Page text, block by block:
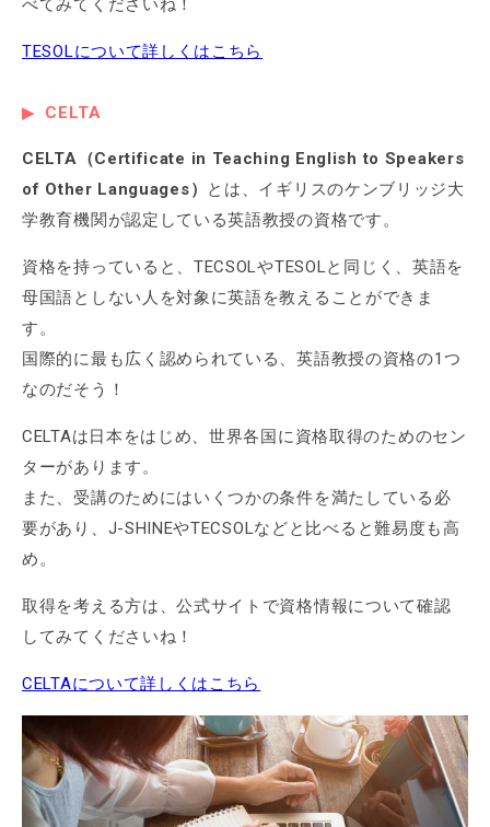
TESOLについて詳しくはこちら
CELTA
CELTA（Certificate in Teaching English to Speakers
of Other Languages） とは、イギリスのケンブリッジ大
学教育機関が認定している英語教授の資格です。
資格を持っていると、TECSOLやTESOLと同じく、英語を
母国語としない人を対象に英語を教えることができま
す。
国際的に最も広く認められている、英語教授の資格の1つ
なのだそう！
CELTAは日本をはじめ、世界各国に資格取得のためのセン
ターがあります。
また、受講のためにはいくつかの条件を満たしている必
要があり、J-SHINEやTECSOLなどと比べると難易度も高
め。
取得を考える方は、公式サイトで資格情報について確認
してみてくださいね！
CELTAについて詳しくはこちら